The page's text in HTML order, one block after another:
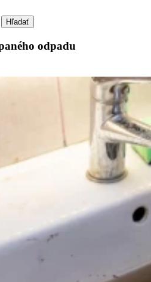
Hľadať
odpadu